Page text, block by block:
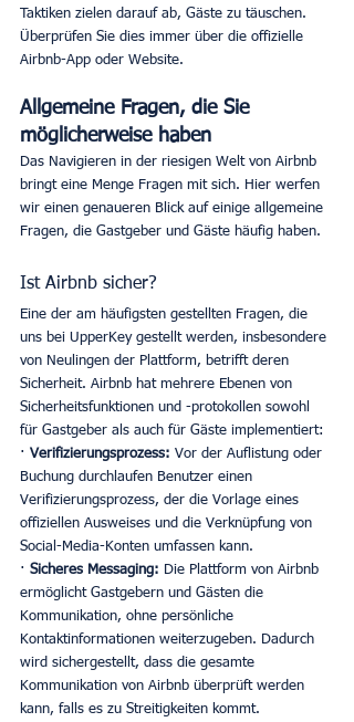
Taktiken zielen darauf ab, Gäste zu täuschen.
Überprüfen Sie dies immer über die offizielle
Airbnb-App oder Website.
Allgemeine Fragen, die Sie
möglicherweise haben
Das Navigieren in der riesigen Welt von Airbnb
bringt eine Menge Fragen mit sich. Hier werfen
wir einen genaueren Blick auf einige allgemeine
Fragen, die Gastgeber und Gäste häufig haben.
Ist Airbnb sicher?
Eine der am häufigsten gestellten Fragen, die
uns bei UpperKey gestellt werden, insbesondere
von Neulingen der Plattform, betrifft deren
Sicherheit. Airbnb hat mehrere Ebenen von
Sicherheitsfunktionen und -protokollen sowohl
für Gastgeber als auch für Gäste implementiert:
· Verifizierungsprozess: Vor der Auflistung oder
Buchung durchlaufen Benutzer einen
Verifizierungsprozess, der die Vorlage eines
offiziellen Ausweises und die Verknüpfung von
Social-Media-Konten umfassen kann.
· Sicheres Messaging: Die Plattform von Airbnb
ermöglicht Gastgebern und Gästen die
Kommunikation, ohne persönliche
Kontaktinformationen weiterzugeben. Dadurch
wird sichergestellt, dass die gesamte
Kommunikation von Airbnb überprüft werden
kann, falls es zu Streitigkeiten kommt.